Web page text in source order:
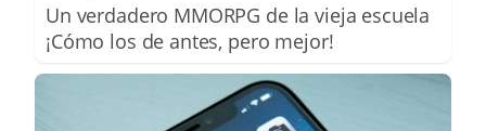
Un verdadero MMORPG de la vieja escuela
¡Cómo los de antes, pero mejor!